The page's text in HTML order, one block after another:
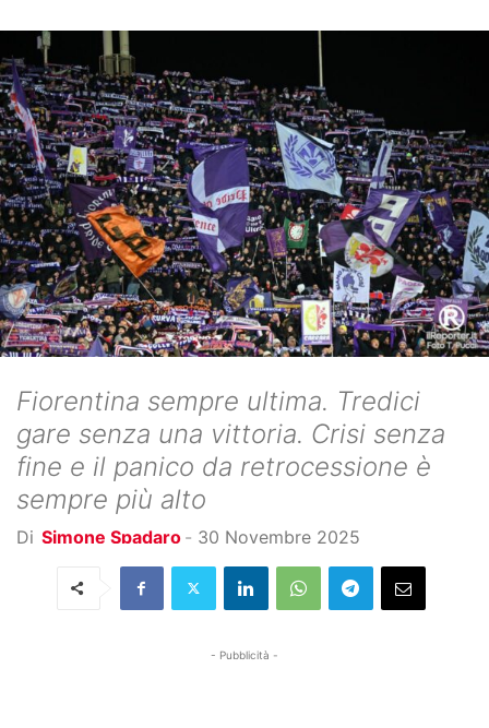
Fiorentina sempre ultima. Tredici
gare senza una vittoria. Crisi senza
fine e il panico da retrocessione è
sempre più alto
Di Simone Spadaro - 30 Novembre 2025
- Pubblicità -